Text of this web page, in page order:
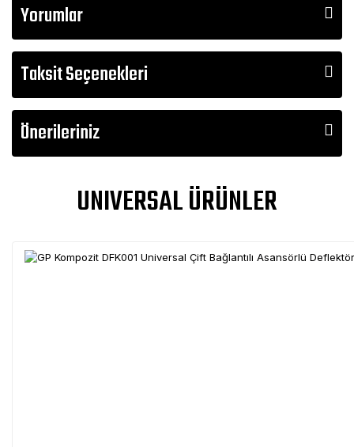
Yorumlar
Taksit Seçenekleri
Önerileriniz
UNIVERSAL ÜRÜNLER